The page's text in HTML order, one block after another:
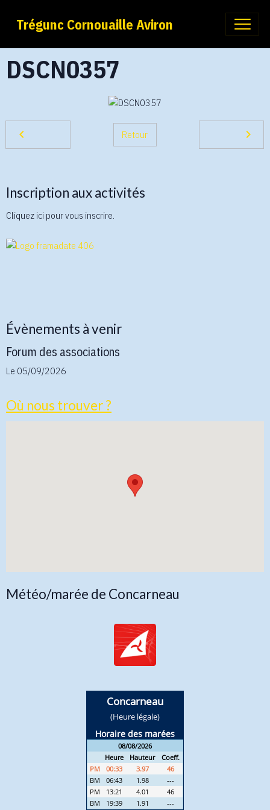
Trégunc Cornouaille Aviron
DSCN0357
Retour
Inscription aux activités
Cliquez ici pour vous inscrire.
Évènements à venir
Forum des associations
Le 05/09/2026
Où nous trouver ?
Météo/marée de Concarneau